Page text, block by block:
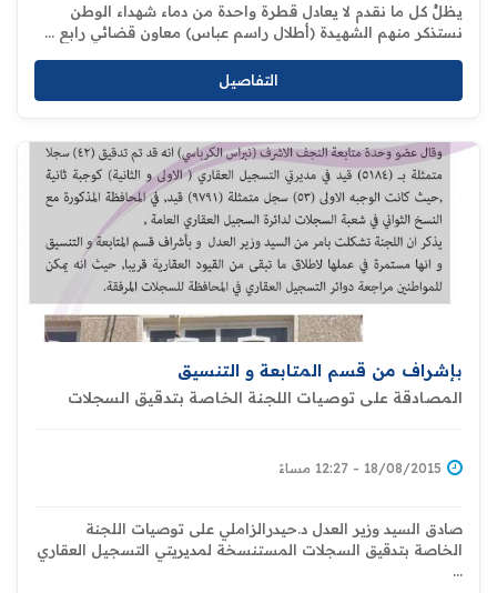
يظلُ كل ما نقدم لا يعادل قطرة واحدة من دماء شهداء الوطن
نستذكر منهم الشهيدة (أطلال راسم عباس) معاون قضائي رابع ...
التفاصيل
بإشراف من قسم المتابعة و التنسيق
المصادقة على توصيات اللجنة الخاصة بتدقيق السجلات
18/08/2015 - 12:27 مساءً
صادق السيد وزير العدل د.حيدرالزاملي على توصيات اللجنة
الخاصة بتدقيق السجلات المستنسخة لمديريتي التسجيل العقاري
...